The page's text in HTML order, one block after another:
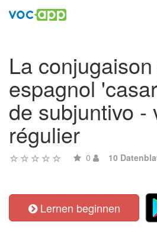
La
espagnol
de subjuntivo -
régulier
0 10
Lernen beginnen